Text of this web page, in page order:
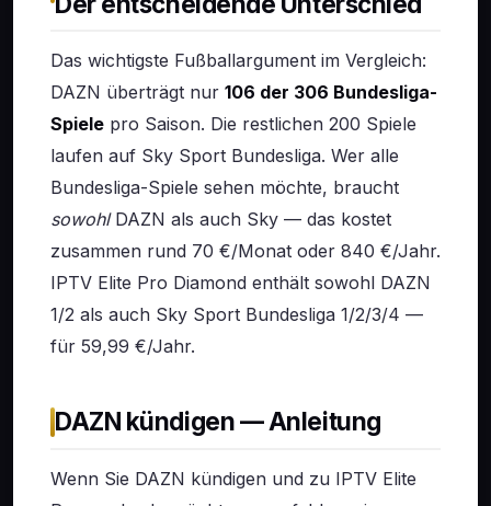
Das wichtigste Fußballargument im Vergleich:
DAZN überträgt nur 106 der 306 Bundesliga-
Spiele pro Saison. Die restlichen 200 Spiele
laufen auf Sky Sport Bundesliga. Wer alle
Bundesliga-Spiele sehen möchte, braucht
sowohlDAZN als auch Sky — das kostet
zusammen rund 70 €/Monat oder 840 €/Jahr.
IPTV Elite Pro Diamond enthält sowohl DAZN
1/2 als auch Sky Sport Bundesliga 1/2/3/4 —
für 59,99 €/Jahr.
DAZN kündigen — Anleitung
Wenn Sie DAZN kündigen und zu IPTV Elite